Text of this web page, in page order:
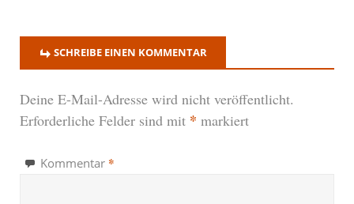
SCHREIBE EINEN KOMMENTAR
Deine E-Mail-Adresse wird nicht veröffentlicht.
Erforderliche Felder sind mit * markiert
Kommentar *